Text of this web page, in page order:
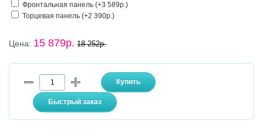
Фронтальная панель (+3 589р.)
Торцевая панель (+2 390р.)
Цена: 15 879р. 18 252р.